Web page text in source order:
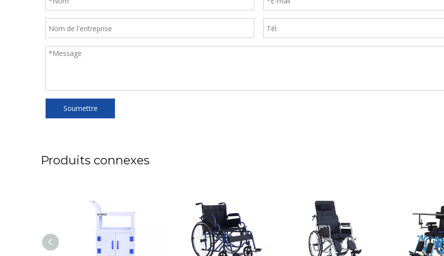
Soumettre
Produits connexes